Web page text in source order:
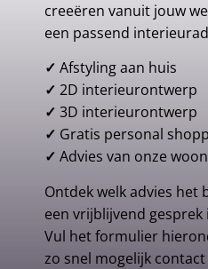
creeëren vanuit jouw
een passend
✓ Afstyling aan huis
✓ 2D interieurontwerp
✓ 3D interieurontwerp
✓ Gratis personal
✓ Advies van onze
Ontdek welk advies het
een vrijblijvend
Vul het formulier
zo snel mogelijk